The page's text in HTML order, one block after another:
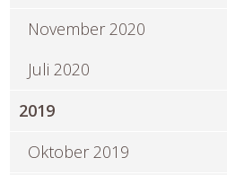
November 2020
Juli 2020
2019
Oktober 2019